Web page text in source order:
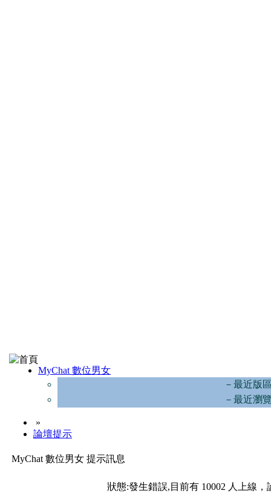
MyChat 數位男女
－最近版
－最近瀏
»
論壇提示
MyChat 數位男女 提示訊息
狀態:發生錯誤,目前有 10002 人上線